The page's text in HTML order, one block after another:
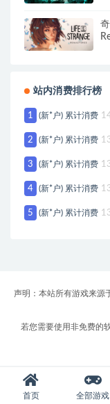
站内消费排行榜
1 (新*户) 累计消费
2 (新*户) 累计消费
3 (新*户) 累计消费
4 (新*户) 累计消费
5 (新*户) 累计消费
声明：本站所有游戏来源
若您需要使用非免费的
首页 全部游戏